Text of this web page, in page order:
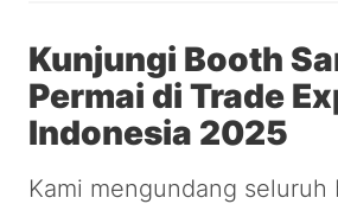
Kunjungi Booth
Permai di Trade
Indonesia 2025
Kami mengundang seluruh